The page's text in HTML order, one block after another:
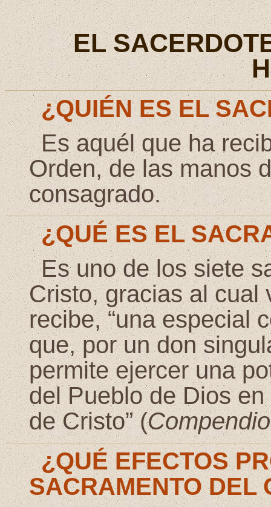
EL
¿QUIÉN ES EL
Es aquél que ha
Orden, de las manos
consagrado.
¿QUÉ ES EL
Es uno de los siete
Cristo, gracias al cual
recibe, “una especial
que, por un don
permite ejercer una
del Pueblo de Dios
de Cristo” (
¿QUÉ EFECTOS
SACRAMENTO DEL